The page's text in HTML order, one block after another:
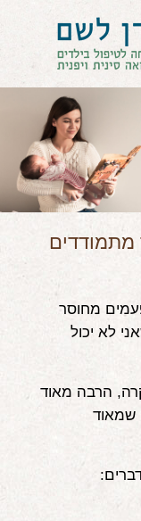
בית
הטיפול
יפני לילדים
להיות חולה
סטרידור ועוד
ונוזלים באוזניים
אתגרי התנהגות
שאלות ותשובות
מתמודדים
מחוסר
לא יכול
הרבה מאוד
שמאוד